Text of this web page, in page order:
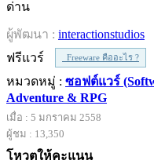
ด่าน
ผู้พัฒนา : interactionstudios
ฟรีแวร์
Freeware คืออะไร ?
หมวดหมู่ : ซอฟต์แวร์
Adventure & RPG
เมื่อ : 5 มกราคม 2558
ผู้ชม : 13,350
โหวตให้คะแนน